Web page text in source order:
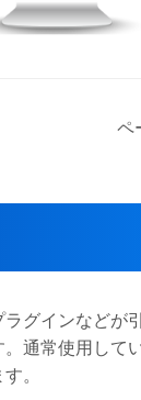
ペ
グインなどが
通常使用して
。